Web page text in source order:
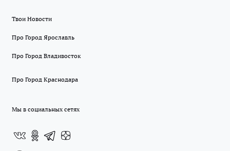
Твои Новости
Про Город Ярославль
Про Город Владивосток
Про Город Краснодара
Мы в социальных сетях